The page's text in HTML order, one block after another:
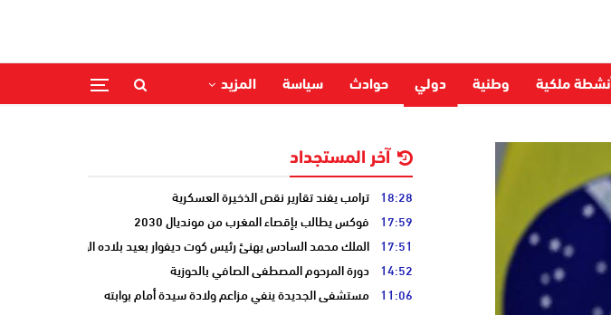
أنشطة ملكية وطنية دولي حوادث سياسة المزيد
آخر المستجداد
18:28 ترامب يفند تقارير نقص الذخيرة العسكرية
17:59 فوكس يطالب بإقصاء المغرب من مونديال 2030
17:51 الملك محمد السادس يهنئ رئيس كوت ديفوار بعيد بلاده الوطني
14:52 دورة المرحوم المصطفى الصافي بالحوزية
11:06 مستشفى الجديدة ينفي مزاعم ولادة سيدة أمام بوابته